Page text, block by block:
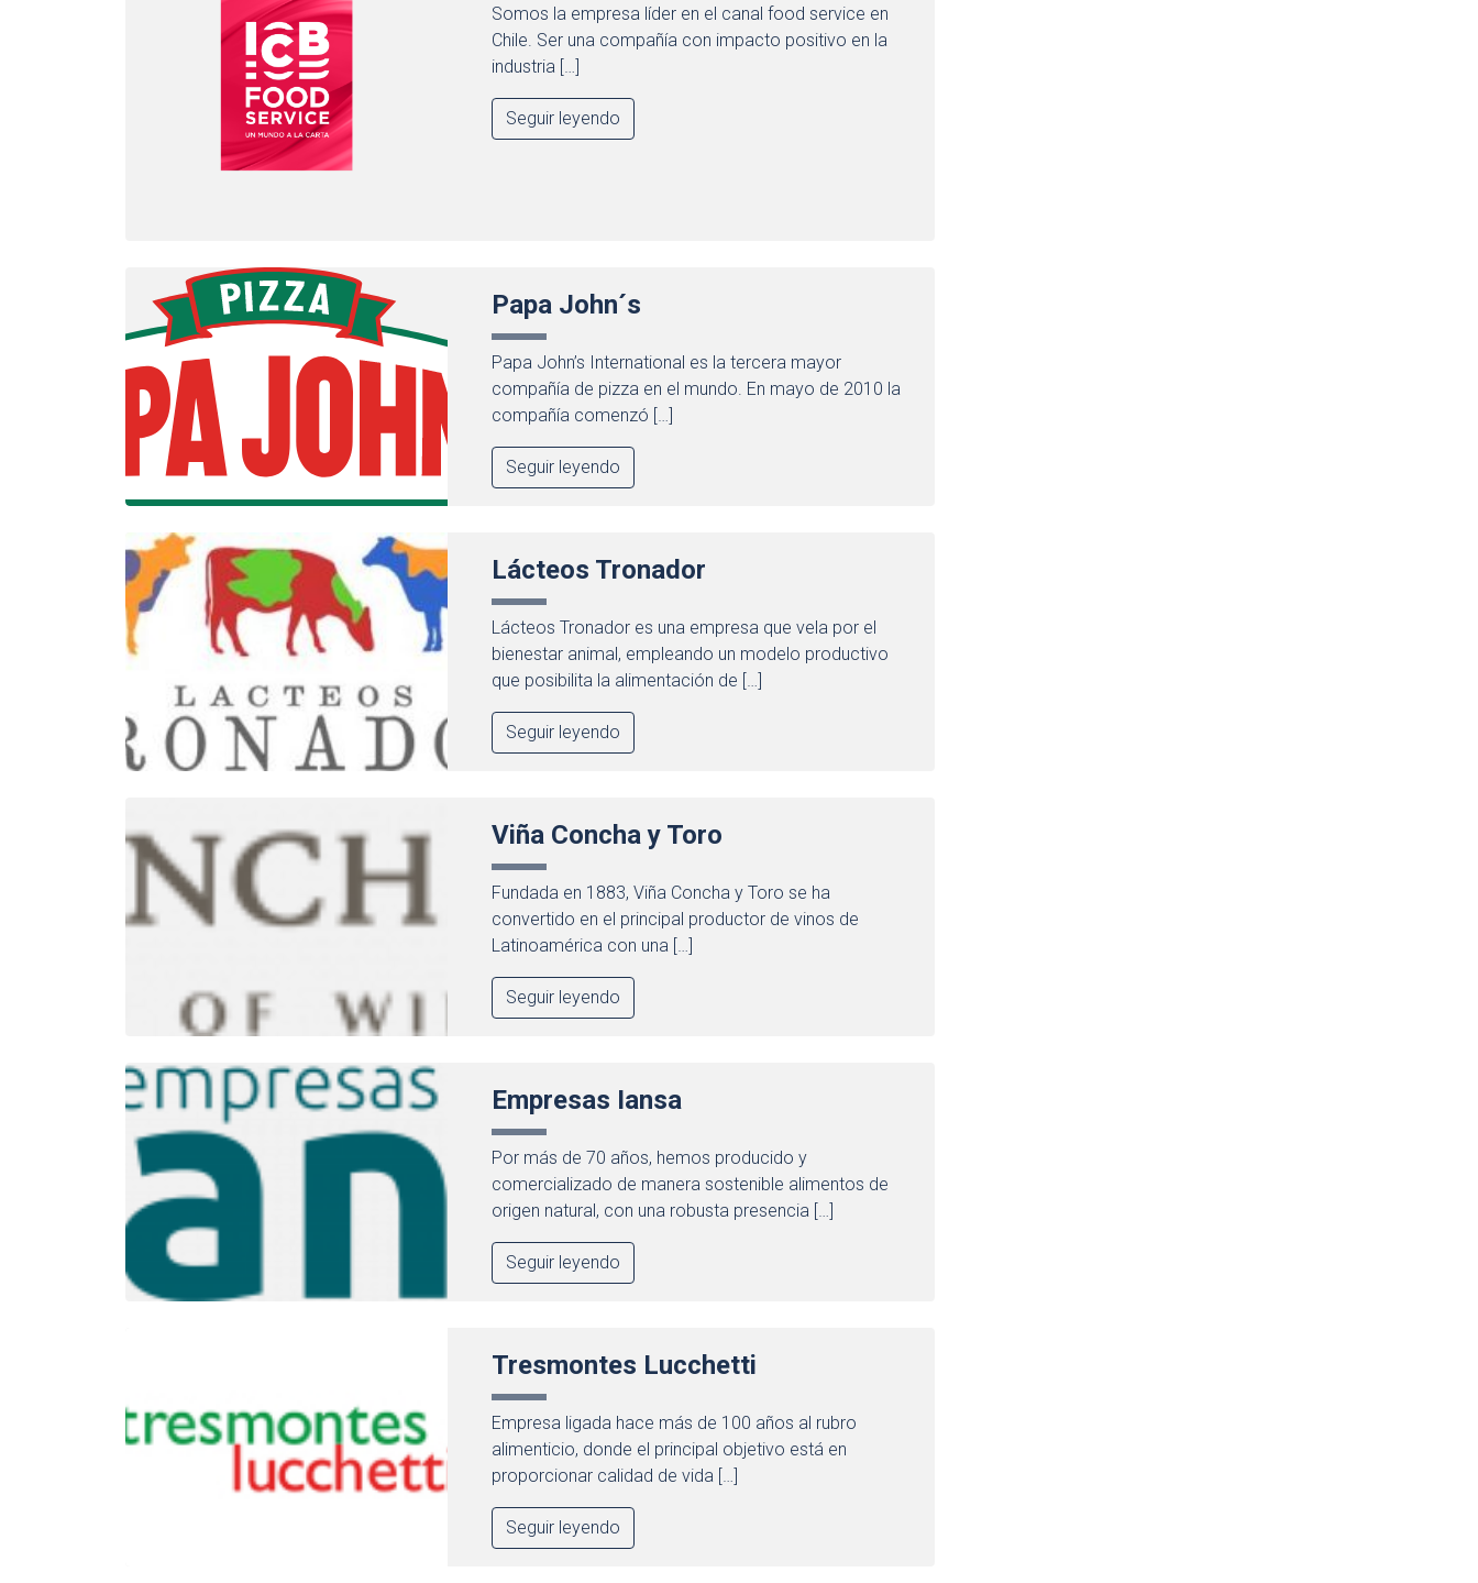
Somos la empresa líder en el canal food service en
Chile. Ser una compañía con impacto positivo en la
industria […]
Seguir leyendo
Papa John´s
Papa John’s International es la tercera mayor
compañía de pizza en el mundo. En mayo de 2010 la
compañía comenzó […]
Seguir leyendo
Lácteos Tronador
Lácteos Tronador es una empresa que vela por el
bienestar animal, empleando un modelo productivo
que posibilita la alimentación de […]
Seguir leyendo
Viña Concha y Toro
Fundada en 1883, Viña Concha y Toro se ha
convertido en el principal productor de vinos de
Latinoamérica con una […]
Seguir leyendo
Empresas Iansa
Por más de 70 años, hemos producido y
comercializado de manera sostenible alimentos de
origen natural, con una robusta presencia […]
Seguir leyendo
Tresmontes Lucchetti
Empresa ligada hace más de 100 años al rubro
alimenticio, donde el principal objetivo está en
proporcionar calidad de vida […]
Seguir leyendo